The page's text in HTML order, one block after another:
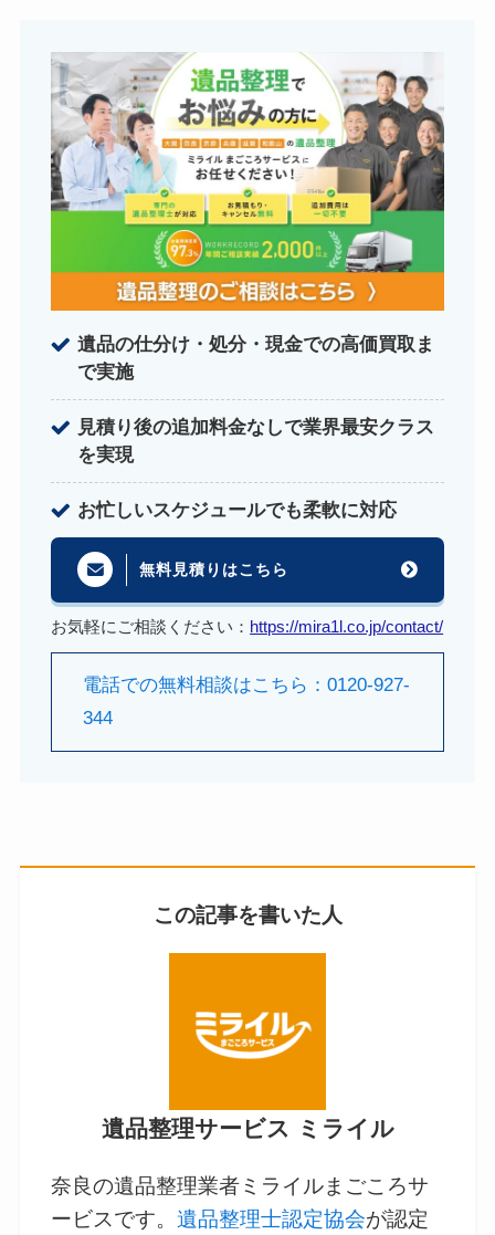
遺品の仕分け・処分・現金での高価買取ま
で実施
見積り後の追加料金なしで業界最安クラス
を実現
お忙しいスケジュールでも柔軟に対応
無料見積りはこちら
お気軽にご相談ください： https://mira1l.co.jp/contact/
電話での無料相談はこちら：0120-927-
344
この記事を書いた人
遺品整理サービス ミライル
奈良の遺品整理業者ミライルまごころサ
ービスです。遺品整理士認定協会が認定